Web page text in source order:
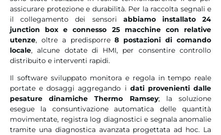
assicurare protezione e durabilità. Per la raccolta segnali e
il collegamento dei sensori abbiamo installato 24
junction box e connesso 25 macchine con relative
utenze, oltre a predisporre8 postazioni di comando
locale, alcune dotate di HMI, per consentire controllo
distribuito e interventi rapidi.
Il software sviluppato monitora e regola in tempo reale
portate e dosaggi aggregando i dati provenienti dalle
pesature dinamiche Thermo Ramsey; la soluzione
esegue la consuntivazione automatica delle quantità
movimentate, registra log diagnostici e segnala anomalie
tramite una diagnostica avanzata progettata ad hoc. La